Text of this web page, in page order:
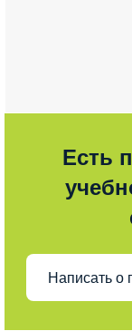
Есть
Написать о